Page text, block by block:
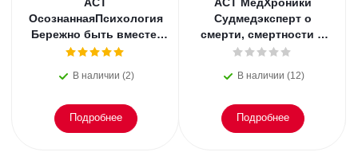
ОсознаннаяПсихология
Бережно быть вместе.
Второе дыхание любви,
эмоциональное
В наличии (2)
Подробнее
Судмедэксперт о
смерти, смертности и
раскрытии
осталось. Блэк
В наличии (12)
Подробнее